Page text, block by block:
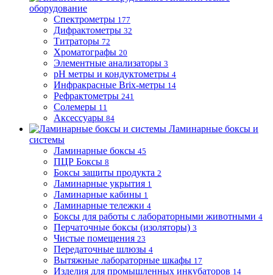
оборудование
Спектрометры 177
Дифрактометры 32
Титраторы 72
Хроматографы 20
Элементные анализаторы 3
pH метры и кондуктометры 4
Инфракрасные Brix-метры 14
Рефрактометры 241
Солемеры 11
Аксессуары 84
Ламинарные боксы и
системы
Ламинарные боксы 45
ПЦР Боксы 8
Боксы защиты продукта 2
Ламинарные укрытия 1
Ламинарные кабины 1
Ламинарные тележки 4
Боксы для работы с лабораторными животными 4
Перчаточные боксы (изоляторы) 3
Чистые помещения 23
Передаточные шлюзы 4
Вытяжные лабораторные шкафы 17
Изделия для промышленных инкубаторов 14